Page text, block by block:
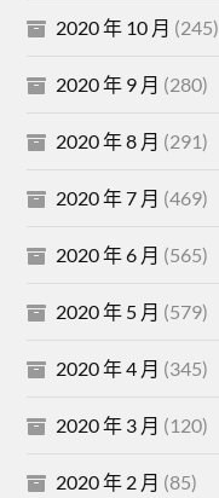
2020 年 10 月 (245)
2020 年 9 月 (280)
2020 年 8 月 (291)
2020 年 7 月 (469)
2020 年 6 月 (565)
2020 年 5 月 (579)
2020 年 4 月 (345)
2020 年 3 月 (120)
2020 年 2 月 (85)